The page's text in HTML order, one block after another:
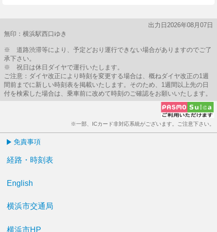
出力日2026年08月07日
無印：横浜駅西口ゆき
※ 道路渋滞等により、予定どおり運行できない場合がありますのでご了
承下さい。
※ 祝日は休日ダイヤで運行いたします。
ご注意：ダイヤ改正により時刻を変更する場合は、概ねダイヤ改正の1週
間前までに新しい時刻表を掲載いたします。そのため、1週間以上先の日
付を検索した場合は、乗車前に改めて時刻のご確認をお願いいたします。
※一部、ICカード非対応系統がございます。ご注意下さい。
免責事項
経路・時刻表
English
横浜市交通局
横浜市HP